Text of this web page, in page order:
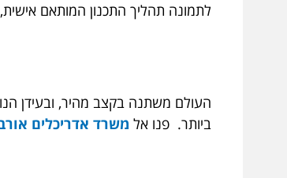
לתמונה תהליך התכנון המותאם
העולם משתנה בקצב מהיר, ובעידן
ביותר. פנו אל משרד אדריכלים